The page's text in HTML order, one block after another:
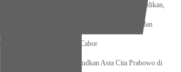
Yordania Jalin Sinergi Bidang Wakaf dan Pendidikan,
Prabowo Subianto Bawa Komitmen Investasi dan
untuk Pelatnas pada 13 Cabor
Tegaskan Komitmen Wujudkan Asta Cita Prabowo di